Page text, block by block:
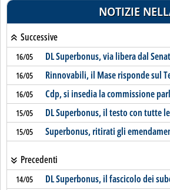
NOTIZIE
Successive
16/05 DL Superbonus, via libera dal
16/05 Rinnovabili, il Mase risponde sul
16/05 Cdp, si insedia la commissione
15/05 DL Superbonus, il testo con tutte
15/05 Superbonus, ritirati gli
Precedenti
14/05 DL Superbonus, il fascicolo dei